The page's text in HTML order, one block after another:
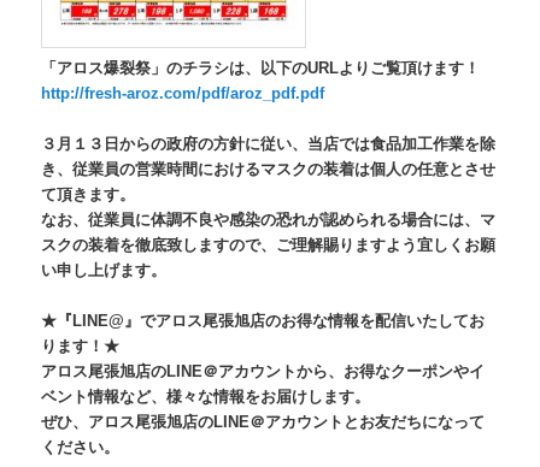
「アロス爆裂祭」のチラシは、以下のURLよりご覧頂けます！
http://fresh-aroz.com/pdf/aroz_pdf.pdf
３月１３日からの政府の方針に従い、当店では食品加工作業を除
き、従業員の営業時間におけるマスクの装着は個人の任意とさせ
て頂きます。
なお、従業員に体調不良や感染の恐れが認められる場合には、マ
スクの装着を徹底致しますので、ご理解賜りますよう宜しくお願
い申し上げます。
★『LINE@』でアロス尾張旭店のお得な情報を配信いたしてお
ります！★
アロス尾張旭店のLINE＠アカウントから、お得なクーポンやイ
ベント情報など、様々な情報をお届けします。
ぜひ、アロス尾張旭店のLINE＠アカウントとお友だちになって
ください。